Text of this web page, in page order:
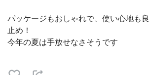
パッケージもおしゃれで、使い心地も
止め！
今年の夏は手放せなさそうです